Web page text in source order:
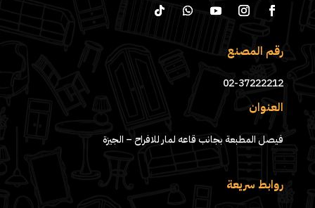
رقم المصنع
02-37222212
العنوان
فيصل المطبعة بجانب قاعه لمار للافراح – الجيزة
روابط سريعة